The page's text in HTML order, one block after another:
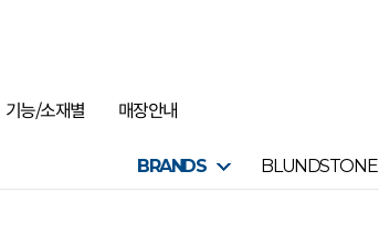
기능/소재별 매장안내
BRANDS BLUNDSTONE